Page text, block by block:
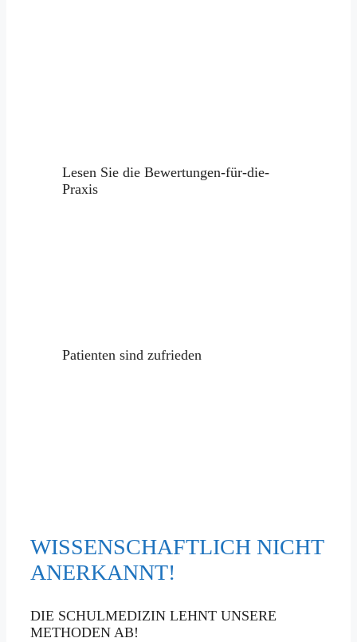
Lesen Sie die Bewertungen-für-die-
Praxis
Patienten sind zufrieden
WISSENSCHAFTLICH NICHT
ANERKANNT!
DIE SCHULMEDIZIN LEHNT UNSERE
METHODEN AB!